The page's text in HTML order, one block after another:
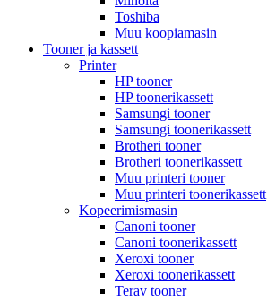
Toshiba
Muu koopiamasin
Tooner ja kassett
Printer
HP tooner
HP toonerikassett
Samsungi tooner
Samsungi toonerikassett
Brotheri tooner
Brotheri toonerikassett
Muu printeri tooner
Muu printeri toonerikassett
Kopeerimismasin
Canoni tooner
Canoni toonerikassett
Xeroxi tooner
Xeroxi toonerikassett
Terav tooner